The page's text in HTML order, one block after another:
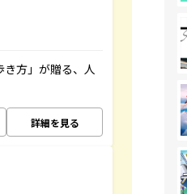
方」が贈る、人
詳細を見る